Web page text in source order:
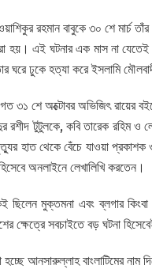
রহমান বাবুকে ৩০ শে মার্চ
এই ঘটনার এক মাস না যেতেই
ঘরে ঢুকে হত্যা করে ইসলামি
৩১ শে অক্টোবর অভিজিৎ রায়ের
টুটুলকে, কবি তারেক রহিম ও
হাত থেকে বেঁচে যাওয়া
অনলাইনে লেখালিখি করতেন।
ছিলেন মুক্তমনা এবং ব্লগার
ক্ষেত্রে সবচাইতে বড় ঘটনা
আনসারুল্লাহ বাংলাটিমের নাম